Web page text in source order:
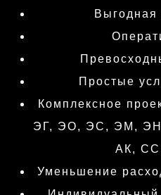
Выгодная
Простые
Комплексное
ЭГ, ЭО, ЭС, ЭМ,
АК, СС
Уменьшение